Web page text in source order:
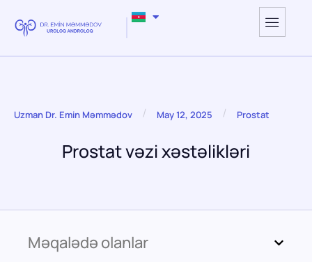
Uzman Dr. Emin Məmmədov / May 12, 2025 / Prostat
Prostat vəzi xəstəlikləri
Məqalədə olanlar